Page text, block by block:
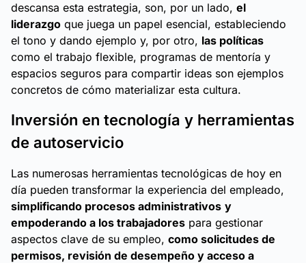
descansa esta estrategia, son, por un lado, el
liderazgo que juega un papel esencial, estableciendo
el tono y dando ejemplo y, por otro, las políticas
como el trabajo flexible, programas de mentoría y
espacios seguros para compartir ideas son ejemplos
concretos de cómo materializar esta cultura.
Inversión en tecnología y herramientas
de autoservicio
Las numerosas herramientas tecnológicas de hoy en
día pueden transformar la experiencia del empleado,
simplificando procesos administrativos y
empoderando a los trabajadores para gestionar
aspectos clave de su empleo, como solicitudes de
permisos, revisión de desempeño y acceso a